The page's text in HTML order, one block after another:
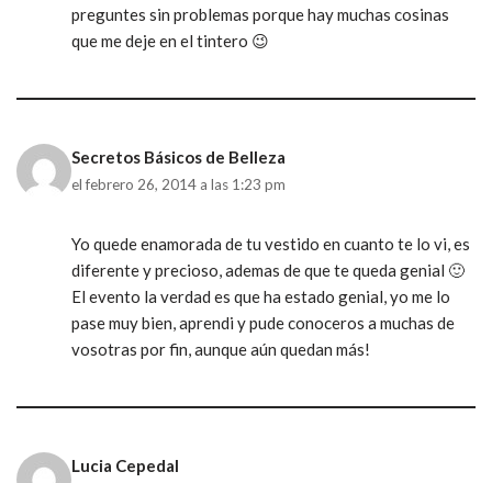
preguntes sin problemas porque hay muchas cosinas
que me deje en el tintero 😉
Secretos Básicos de Belleza
el febrero 26, 2014 a las 1:23 pm
Yo quede enamorada de tu vestido en cuanto te lo vi, es
diferente y precioso, ademas de que te queda genial 🙂
El evento la verdad es que ha estado genial, yo me lo
pase muy bien, aprendi y pude conoceros a muchas de
vosotras por fin, aunque aún quedan más!
Lucia Cepedal